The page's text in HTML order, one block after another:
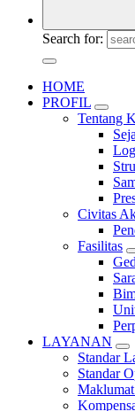
Search for:
HOME
PROFIL
Tentang
Civitas
Fasilitas
LAYANAN
Standar
Standar